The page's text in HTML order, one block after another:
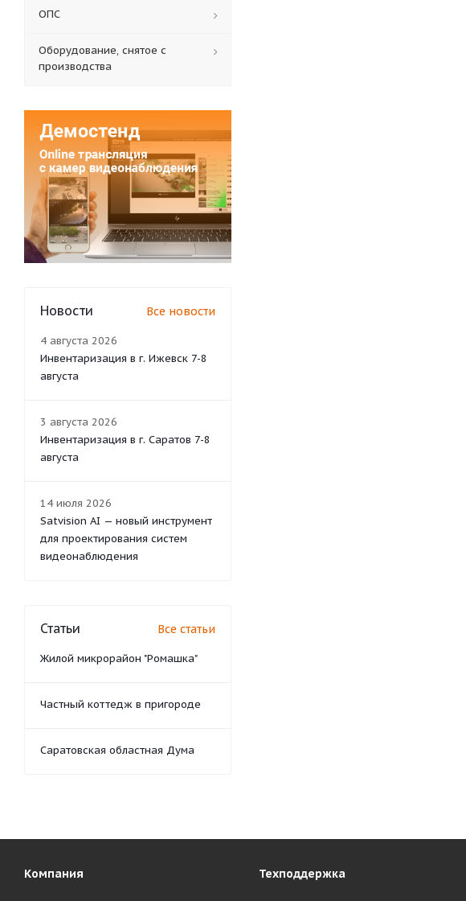
ОПС
Оборудование, снятое с
производства
Новости Все новости
4 августа 2026
Инвентаризация в г. Ижевск 7-8
августа
3 августа 2026
Инвентаризация в г. Саратов 7-8
августа
14 июля 2026
Satvision AI — новый инструмент
для проектирования систем
видеонаблюдения
Статьи Все статьи
Жилой микрорайон "Ромашка"
Частный коттедж в пригороде
Саратовская областная Дума
Компания Техподдержка